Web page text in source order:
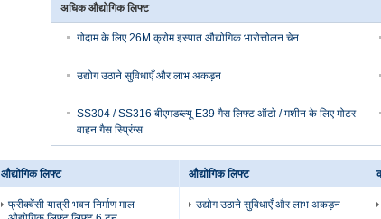
अधिक औद्योगिक लिफ्ट
गोदाम के लिए 26M क्रोम इस्पात औद्योगिक भारोत्तोलन चेन
उद्योग उठाने सुविधाएँ और लाभ अकड़न
SS304 / SS316 बीएमडब्ल्यू E39 गैस लिफ्ट ऑटो / मशीन के लिए मोटर
वाहन गैस स्प्रिंग्स
औद्योगिक लिफ्ट
फ्रीक्वेंसी यात्री भवन निर्माण माल
औद्योगिक लिफ्ट
उद्योग उठाने सुविधाएँ और लाभ अकड़न